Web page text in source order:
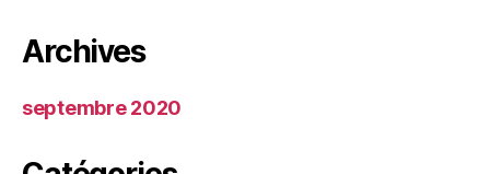
Archives
septembre 2020